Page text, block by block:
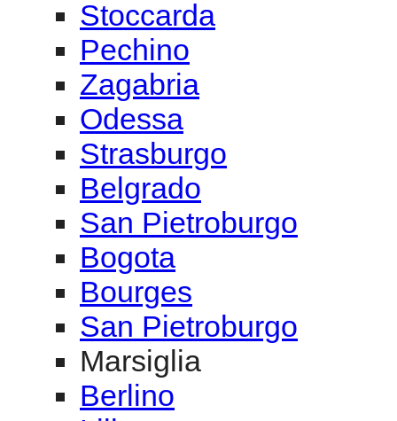
Stoccarda
Pechino
Zagabria
Odessa
Strasburgo
Belgrado
San Pietroburgo
Bogota
Bourges
San Pietroburgo
Marsiglia
Berlino